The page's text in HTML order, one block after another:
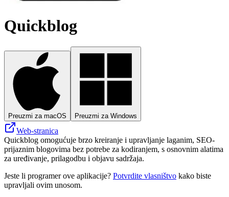
Quickblog
Preuzmi za macOS Preuzmi za Windows
Web-stranica
Quickblog omogućuje brzo kreiranje i upravljanje laganim, SEO-
prijaznim blogovima bez potrebe za kodiranjem, s osnovnim alatima
za uređivanje, prilagodbu i objavu sadržaja.
Jeste li programer ove aplikacije? Potvrdite vlasništvo kako biste
upravljali ovim unosom.